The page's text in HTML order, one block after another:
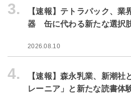
3.
【速報】テトラパック、業
器 缶に代わる新たな選択
2026.08.10
4.
【速報】森永乳業、新潮
レーニア」と新たな読書体